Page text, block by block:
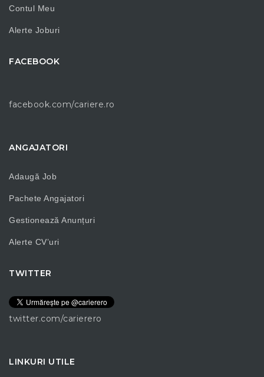
Contul Meu
Alerte Joburi
FACEBOOK
facebook.com/cariere.ro
ANGAJATORI
Adaugă Job
Pachete Angajatori
Gestionează Anunțuri
Alerte CV’uri
TWITTER
twitter.com/carierero
LINKURI UTILE